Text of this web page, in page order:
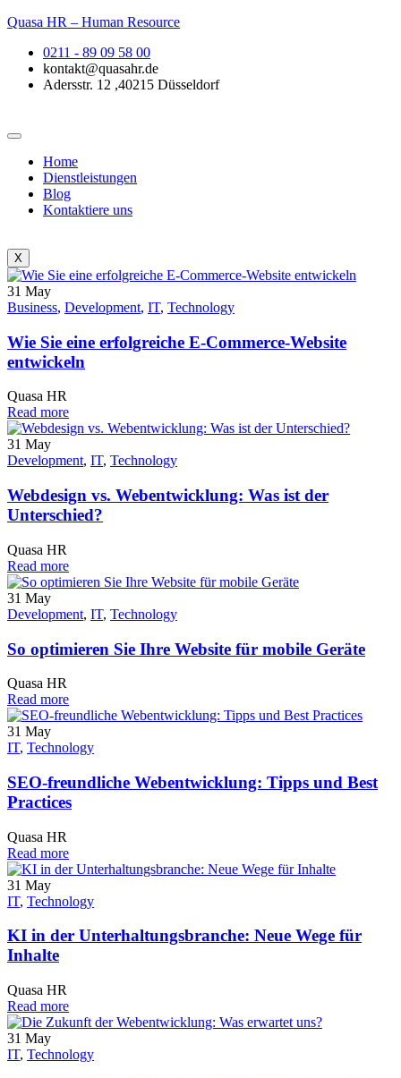
Quasa HR – Human Resource
0211 - 89 09 58 00
kontakt@quasahr.de
Adersstr. 12 ,40215 Düsseldorf
Home
Dienstleistungen
Blog
Kontaktiere uns
X
31 May
Business, Development, IT, Technology
Wie Sie eine erfolgreiche E-Commerce-Website
entwickeln
Quasa HR
Read more
31 May
Development, IT, Technology
Webdesign vs. Webentwicklung: Was ist der
Unterschied?
Quasa HR
Read more
31 May
Development, IT, Technology
So optimieren Sie Ihre Website für mobile Geräte
Quasa HR
Read more
31 May
IT, Technology
SEO-freundliche Webentwicklung: Tipps und Best
Practices
Quasa HR
Read more
31 May
IT, Technology
KI in der Unterhaltungsbranche: Neue Wege für
Inhalte
Quasa HR
Read more
31 May
IT, Technology